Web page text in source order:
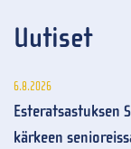
Uutiset
6.8.2026
Esteratsastuksen
kärkeen